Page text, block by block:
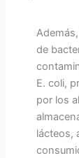
de
E. coli,
por los
lácteos,